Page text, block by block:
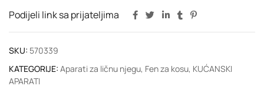
Podijeli link sa prijateljima
SKU: 570339
KATEGORIJE: Aparati za ličnu njegu, Fen za kosu, KUĆANSKI
APARATI